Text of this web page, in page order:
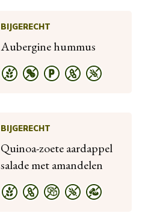
BIJGERECHT
Aubergine hummus
BIJGERECHT
Quinoa-zoete aardappel
salade met amandelen